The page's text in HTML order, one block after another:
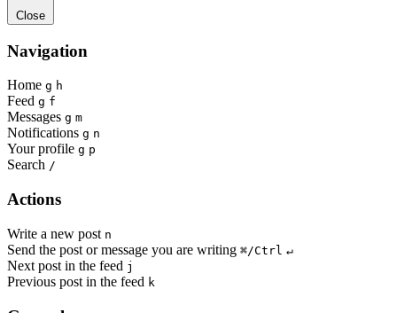
Close
Navigation
Home g h
Feed g f
Messages g m
Notifications g n
Your profile g p
Search /
Actions
Write a new post n
Send the post or message you are writing ⌘/Ctrl ↵
Next post in the feed j
Previous post in the feed k